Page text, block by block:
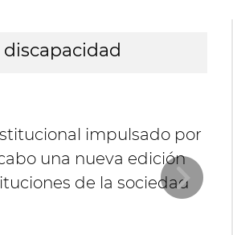
impulsado por
una nueva edición
de la sociedad